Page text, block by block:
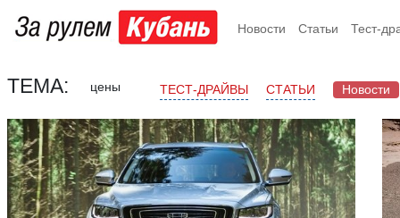
Новости Статьи Тест-
ТЕМА: цены ТЕСТ-ДРАЙВЫ СТАТЬИ Новости